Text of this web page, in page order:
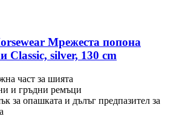
Мрежеста попона
Classic, silver, 130 cm
част за шията
и гръдни ремъци
за опашката и дълъг предпазител за